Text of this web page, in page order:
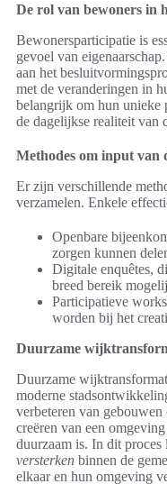
De rol van bewoners in
Bewonersparticipatie is
gevoel van
aan het
met de veranderingen in
belangrijk om hun unieke
de dagelijkse realiteit van
Methodes om input van
Er zijn verschillende
verzamelen. Enkele
Openbare
zorgen kunnen
Digitale enquêtes,
breed bereik
Participatieve
worden bij het
Duurzame
Duurzame
moderne
verbeteren van
creëren van een
duurzaam is. In dit
versterken binnen de
elkaar en hun omgeving